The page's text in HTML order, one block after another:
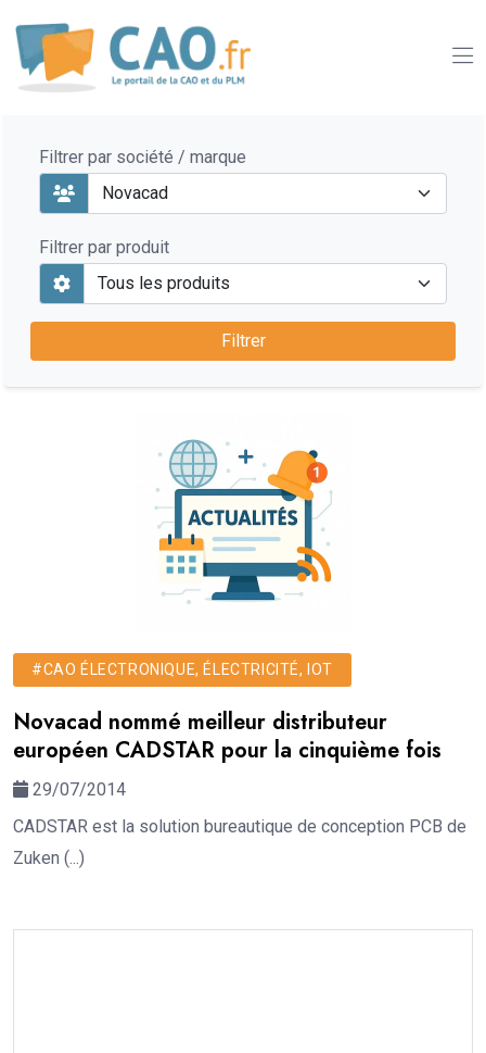
Filtrer par société / marque
Filtrer par produit
#CAO ÉLECTRONIQUE, ÉLECTRICITÉ, IOT
Novacad nommé meilleur distributeur
européen CADSTAR pour la cinquième fois
29/07/2014
CADSTAR est la solution bureautique de conception PCB de
Zuken (...)